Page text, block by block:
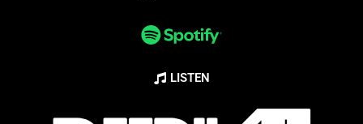
LISTEN